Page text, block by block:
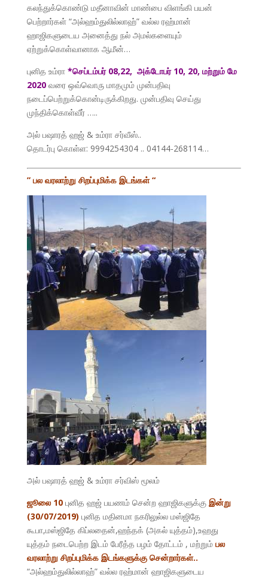
கலந்துக்கொண்டு மதீனாவின் மாண்பை விளங்கி பயன்
பெற்றார்கள் “அல்ஹம்துலில்லாஹ்” வல்ல ரஹ்மான்
ஹாஜிகளுடைய அனைத்து நல் அமல்களையும்
ஏற்றுக்கொள்வானாக ஆமீன்…
புனித உம்ரா *செப்டம்பர் 08,22, அக்டோபர் 10, 20, மற்றும் மே
2020வரை ஒவ்வொரு மாதமும் முன்பதிவு
நடைப்பெற்றுக்கொன்டிருக்கிறது. முன்பதிவு செய்து
முந்திக்கொள்வீர் …..
அல் பஷாரத் ஹஜ் & உம்ரா சர்வீஸ்..
தொடர்பு கொள்ள: 9994254304 .. 04144-268114…
” பல வரலாற்று சிறப்புமிக்க இடங்கள் “
அல் பஷாரத் ஹஜ் & உம்ரா சர்விஸ் மூலம்
ஜூலை 10 புனித ஹஜ் பயணம் சென்ற ஹாஜிகளுக்கு இன்று
(30/07/2019) புனித மதினமா நகரிலுல்ல மஸ்ஜிதே
கூபா,மஸ்ஜிதே கிப்லதைன்,ஹந்தக் (அகல் யுத்தம்),உஹது
யுத்தம் நடைபெற்ற இடம் பேரீத்த பழம் தோட்டம் , மற்றும் பல
வரலாற்று சிறப்புமிக்க இடங்களுக்கு சென்றார்கள்..
“அல்ஹம்துலில்லாஹ்” வல்ல ரஹ்மான் ஹாஜிகளுடைய